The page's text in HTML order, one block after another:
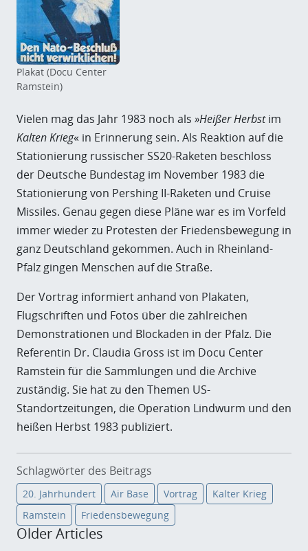
Plakat (Docu Center
Ramstein)
Vielen mag das Jahr 1983 noch als »Heißer Herbstim
Kalten Krieg« in Erinnerung sein. Als Reaktion auf die
Stationierung russischer SS20-Raketen beschloss
der Deutsche Bundestag im November 1983 die
Stationierung von Pershing II-Raketen und Cruise
Missiles. Genau gegen diese Pläne war es im Vorfeld
immer wieder zu Protesten der Friedensbewegung in
ganz Deutschland gekommen. Auch in Rheinland-
Pfalz gingen Menschen auf die Straße.
Der Vortrag informiert anhand von Plakaten,
Flugschriften und Fotos über die zahlreichen
Demonstrationen und Blockaden in der Pfalz. Die
Referentin Dr. Claudia Gross ist im Docu Center
Ramstein für die Sammlungen und die Archive
zuständig. Sie hat zu den Themen US-
Standortzeitungen, die Operation Lindwurm und den
heißen Herbst 1983 publiziert.
Schlagwörter des Beitrags
20. Jahrhundert Air Base Vortrag
Kalter Krieg
Ramstein
Friedensbewegung
Older Articles